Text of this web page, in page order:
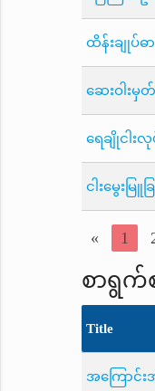
ထိန်းချုပ်ဓ
ဆေးဝါးမှ
ရေချိုငါး
ငါးမွေးမြူ
« 1
စာရွက်
Title
အကြောင်း